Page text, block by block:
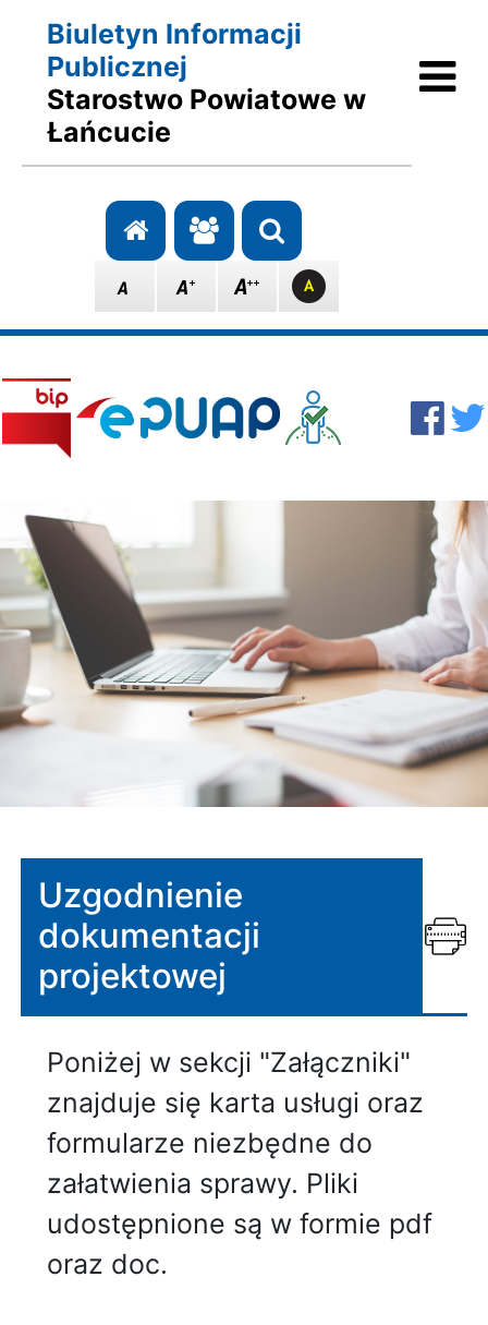
Biuletyn Informacji
Publicznej
Starostwo Powiatowe w
Łańcucie
Przejdź do strony głównej
Przejdź do redakcji
Szukaj
Uzgodnienie
dokumentacji
projektowej
Poniżej w sekcji "Załączniki"
znajduje się karta usługi oraz
formularze niezbędne do
załatwienia sprawy. Pliki
udostępnione są w formie pdf
oraz doc.